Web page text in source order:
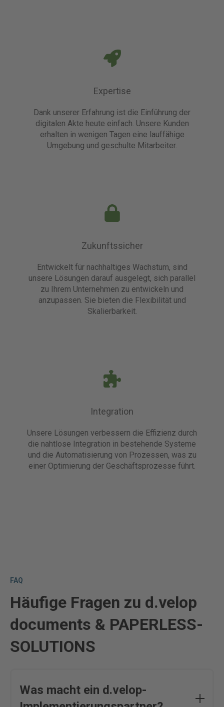
Expertise
Dank unserer Erfahrung ist die Einführung der
digitalen Akte heute einfach. Unsere Kunden
erhalten in wenigen Tagen eine lauffähige
Umgebung und geschulte Mitarbeiter.
Zukunftssicher
Entwickelt für nachhaltiges Wachstum, sind
unsere Lösungen darauf ausgelegt, sich parallel
zu Ihrem Unternehmen zu entwickeln und
anzupassen. Sie bieten die Flexibilität und
Skalierbarkeit.
Integration
Unsere Lösungen verbessern die Effizienz durch
die nahtlose Integration in bestehende Systeme
und die Automatisierung von Prozessen, was zu
einer Optimierung der Geschäftsprozesse führt.
FAQ
Häufige Fragen zu d.velop
documents & PAPERLESS-
SOLUTIONS
Was macht ein d.velop-